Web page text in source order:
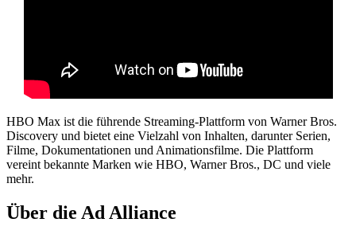
HBO Max ist die führende Streaming-Plattform von Warner Bros.
Discovery und bietet eine Vielzahl von Inhalten, darunter Serien,
Filme, Dokumentationen und Animationsfilme. Die Plattform
vereint bekannte Marken wie HBO, Warner Bros., DC und viele
mehr.
Über die Ad Alliance